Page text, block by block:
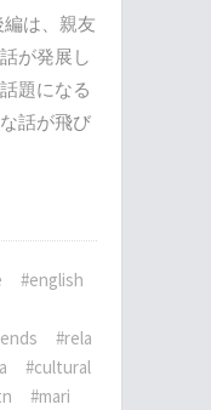
編は、親友
が発展し
題になる
話が飛び
#english
#rela
#cultural
#mari